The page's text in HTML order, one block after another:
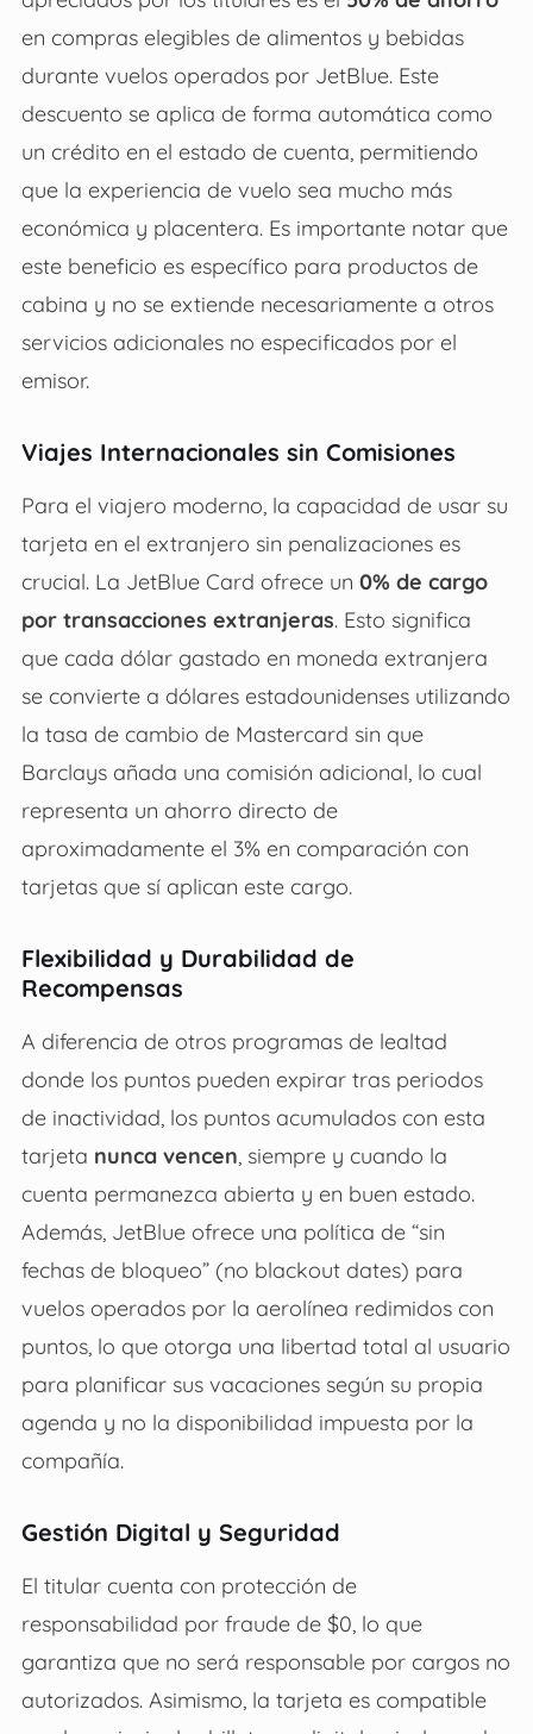
en compras elegibles de alimentos y bebidas
durante vuelos operados por JetBlue. Este
descuento se aplica de forma automática como
un crédito en el estado de cuenta, permitiendo
que la experiencia de vuelo sea mucho más
económica y placentera. Es importante notar que
este beneficio es específico para productos de
cabina y no se extiende necesariamente a otros
servicios adicionales no especificados por el
emisor.
Viajes Internacionales sin Comisiones
Para el viajero moderno, la capacidad de usar su
tarjeta en el extranjero sin penalizaciones es
crucial. La JetBlue Card ofrece un 0% de cargo
por transacciones extranjeras. Esto significa
que cada dólar gastado en moneda extranjera
se convierte a dólares estadounidenses utilizando
la tasa de cambio de Mastercard sin que
Barclays añada una comisión adicional, lo cual
representa un ahorro directo de
aproximadamente el 3% en comparación con
tarjetas que sí aplican este cargo.
Flexibilidad y Durabilidad de
Recompensas
A diferencia de otros programas de lealtad
donde los puntos pueden expirar tras periodos
de inactividad, los puntos acumulados con esta
tarjeta nunca vencen , siempre y cuando la
cuenta permanezca abierta y en buen estado.
Además, JetBlue ofrece una política de “sin
fechas de bloqueo” (no blackout dates) para
vuelos operados por la aerolínea redimidos con
puntos, lo que otorga una libertad total al usuario
para planificar sus vacaciones según su propia
agenda y no la disponibilidad impuesta por la
compañía.
Gestión Digital y Seguridad
El titular cuenta con protección de
responsabilidad por fraude de $0, lo que
garantiza que no será responsable por cargos no
autorizados. Asimismo, la tarjeta es compatible